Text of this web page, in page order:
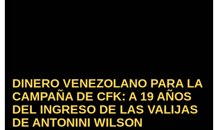
DINERO VENEZOLANO PARA LA
CAMPAÑA DE CFK: A 19 AÑOS
DEL INGRESO DE LAS VALIJAS
DE ANTONINI WILSON